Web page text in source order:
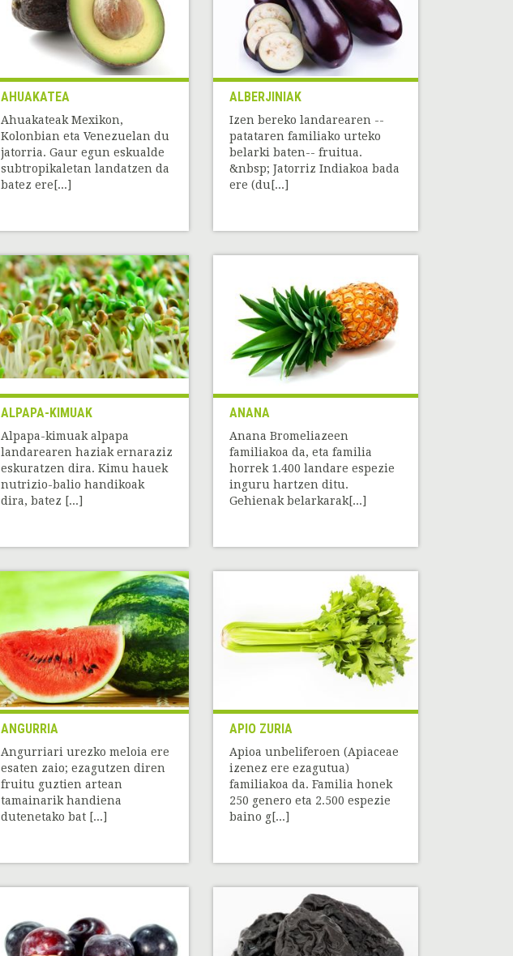
AHUAKATEA
Ahuakateak Mexikon,
Kolonbian eta Venezuelan du
jatorria. Gaur egun eskualde
subtropikaletan landatzen da
batez ere[...]
ALBERJINIAK
Izen bereko landarearen --
patataren familiako urteko
belarki baten-- fruitua.
&nbsp; Jatorriz Indiakoa bada
ere (du[...]
ALPAPA-KIMUAK
Alpapa-kimuak alpapa
landarearen haziak ernaraziz
eskuratzen dira. Kimu hauek
nutrizio-balio handikoak
dira, batez [...]
ANANA
Anana Bromeliazeen
familiakoa da, eta familia
horrek 1.400 landare espezie
inguru hartzen ditu.
Gehienak belarkarak[...]
ANGURRIA
Angurriari urezko meloia ere
esaten zaio; ezagutzen diren
fruitu guztien artean
tamainarik handiena
dutenetako bat [...]
APIO ZURIA
Apioa unbeliferoen (Apiaceae
izenez ere ezagutua)
familiakoa da. Familia honek
250 genero eta 2.500 espezie
baino g[...]